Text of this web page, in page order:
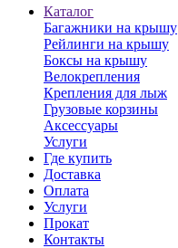
Каталог
Багажники на крышу
Рейлинги на крышу
Боксы на крышу
Велокрепления
Крепления для лыж
Грузовые корзины
Аксессуары
Услуги
Где купить
Доставка
Оплата
Услуги
Прокат
Контакты